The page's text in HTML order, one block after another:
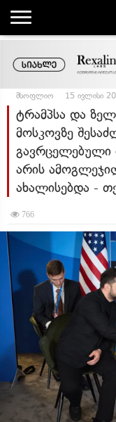
მსოფლიო 15 ივლისი
ტრამპსა და
მოსკოვზე
გავრცელებული
არის
ახალისებდა -
766